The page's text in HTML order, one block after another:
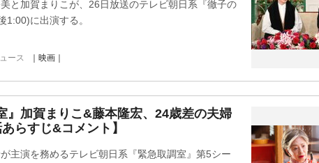
と加賀まりこが、26日放送のテレビ朝日系『徹子の
1:00)に出演する。
ース ｜映画｜
』加賀まりこ&藤本隆宏、24歳差の夫婦
らすじ&コメント】
主演を務めるテレビ朝日系『緊急取調室』第5シー